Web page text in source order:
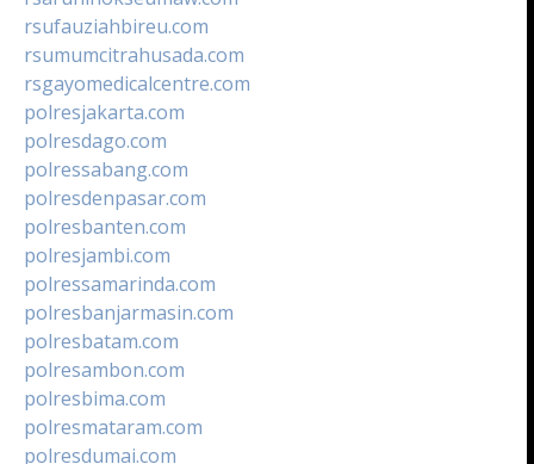
rsufauziahbireu.com
rsumumcitrahusada.com
rsgayomedicalcentre.com
polresjakarta.com
polresdago.com
polressabang.com
polresdenpasar.com
polresbanten.com
polresjambi.com
polressamarinda.com
polresbanjarmasin.com
polresbatam.com
polresambon.com
polresbima.com
polresmataram.com
polresdumai.com